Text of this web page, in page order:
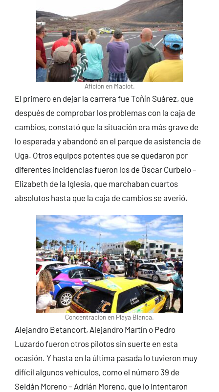
Afición en Maciot.
El primero en dejar la carrera fue Toñín Suárez, que
después de comprobar los problemas con la caja de
cambios, constató que la situación era más grave de
lo esperada y abandonó en el parque de asistencia de
Uga. Otros equipos potentes que se quedaron por
diferentes incidencias fueron los de Óscar Curbelo –
Elizabeth de la Iglesia, que marchaban cuartos
absolutos hasta que la caja de cambios se averió.
Concentración en Playa Blanca.
Alejandro Betancort, Alejandro Martín o Pedro
Luzardo fueron otros pilotos sin suerte en esta
ocasión. Y hasta en la última pasada lo tuvieron muy
difícil algunos vehículos, como el número 39 de
Seidán Moreno – Adrián Moreno, que lo intentaron